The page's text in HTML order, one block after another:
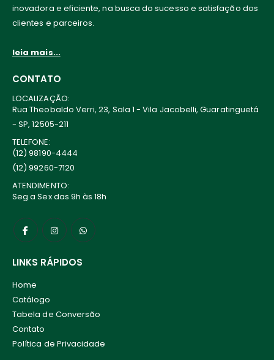
inovadora e eficiente, na busca do sucesso e satisfação dos
clientes e parceiros.
leia mais...
CONTATO
LOCALIZAÇÃO:
Rua Theobaldo Verri, 23, Sala 1 - Vila Jacobelli, Guaratinguetá
- SP, 12505-211
TELEFONE:
(12) 98190-4444
(12) 99260-7120
ATENDIMENTO:
Seg a Sex das 9h às 18h
LINKS RÁPIDOS
Home
Catálogo
Tabela de Conversão
Contato
Política de Privacidade